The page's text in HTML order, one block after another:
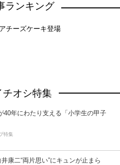
ランキング
チーズケーキ登場
チオシ特集
40年にわたり支える「小学生の甲子
特集
康二“両片思い”にキュンが止まら